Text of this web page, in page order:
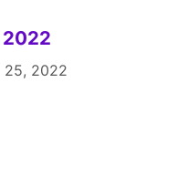
2022
25, 2022